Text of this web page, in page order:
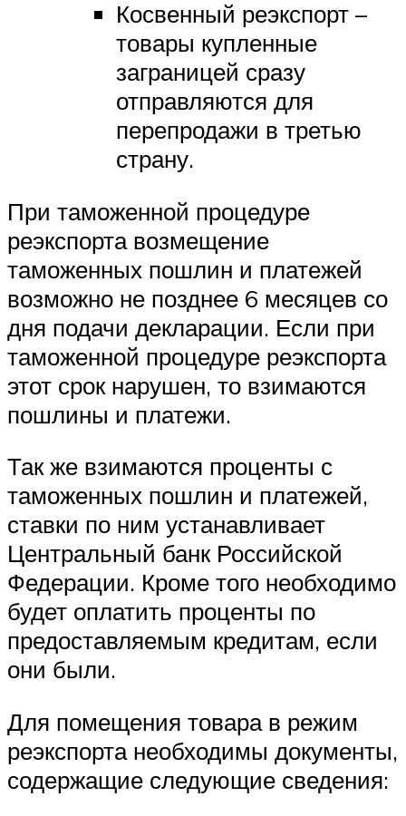
Косвенный реэкспорт –
товары купленные
заграницей сразу
отправляются для
перепродажи в третью
страну.
При таможенной процедуре
реэкспорта возмещение
таможенных пошлин и платежей
возможно не позднее 6 месяцев со
дня подачи декларации. Если при
таможенной процедуре реэкспорта
этот срок нарушен, то взимаются
пошлины и платежи.
Так же взимаются проценты с
таможенных пошлин и платежей,
ставки по ним устанавливает
Центральный банк Российской
Федерации. Кроме того необходимо
будет оплатить проценты по
предоставляемым кредитам, если
они были.
Для помещения товара в режим
реэкспорта необходимы документы,
содержащие следующие сведения: